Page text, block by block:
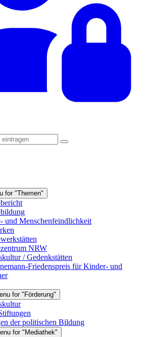
for "Themen"
und Menschenfeindlichkeit
NRW
/ Gedenkstätten
Friedenspreis für Kinder- und
for "Förderung"
der politischen Bildung
for "Mediathek"